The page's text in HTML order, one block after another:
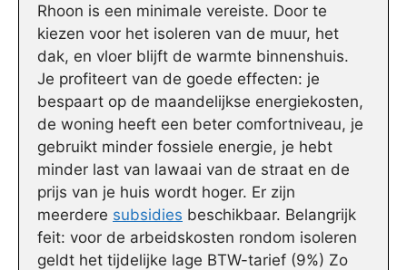
Rhoon is een minimale vereiste. Door te
kiezen voor het isoleren van de muur, het
dak, en vloer blijft de warmte binnenshuis.
Je profiteert van de goede effecten: je
bespaart op de maandelijkse energiekosten,
de woning heeft een beter comfortniveau, je
gebruikt minder fossiele energie, je hebt
minder last van lawaai van de straat en de
prijs van je huis wordt hoger. Er zijn
meerdere subsidies beschikbaar. Belangrijk
feit: voor de arbeidskosten rondom isoleren
geldt het tijdelijke lage BTW-tarief (9%) Zo